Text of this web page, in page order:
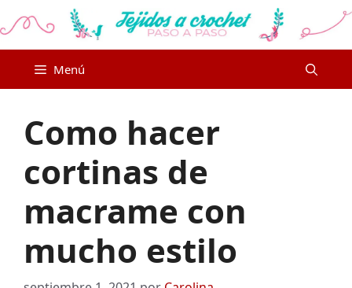
al
Menú
Como hacer
cortinas de
macrame con
mucho estilo